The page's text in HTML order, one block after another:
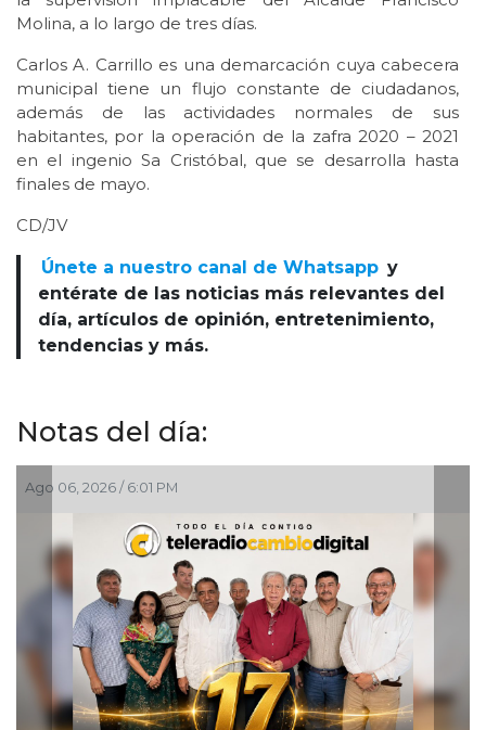
Molina, a lo largo de tres días.
Carlos A. Carrillo es una demarcación cuya cabecera
municipal tiene un flujo constante de ciudadanos,
además de las actividades normales de sus
habitantes, por la operación de la zafra 2020 – 2021
en el ingenio Sa Cristóbal, que se desarrolla hasta
finales de mayo.
CD/JV
Únete a nuestro canal de Whatsapp y
entérate de las noticias más relevantes del
día, artículos de opinión, entretenimiento,
tendencias y más.
Notas del día:
Ago 06, 2026 / 6:01 PM